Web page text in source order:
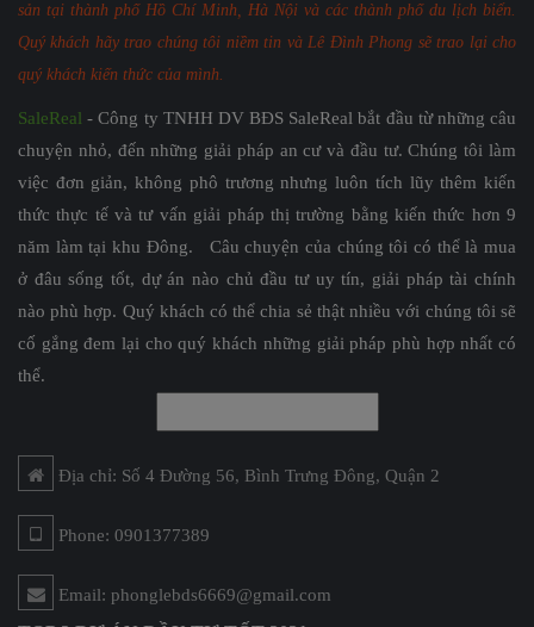
sản tại thành phố Hồ Chí Minh, Hà Nội và các thành phố du lịch biển.
Quý khách hãy trao chúng tôi niềm tin và Lê Đình Phong sẽ trao lại cho
quý khách kiến thức của mình.
SaleReal - Công ty TNHH DV BĐS SaleReal bắt đầu từ những câu
chuyện nhỏ, đến những giải pháp an cư và đầu tư. Chúng tôi làm
việc đơn giản, không phô trương nhưng luôn tích lũy thêm kiến
thức thực tế và tư vấn giải pháp thị trường bằng kiến thức hơn 9
năm làm tại khu Đông. Câu chuyện của chúng tôi có thể là mua
ở đâu sống tốt, dự án nào chủ đầu tư uy tín, giải pháp tài chính
nào phù hợp. Quý khách có thể chia sẻ thật nhiều với chúng tôi sẽ
cố gắng đem lại cho quý khách những giải pháp phù hợp nhất có
thể.
Địa chỉ: Số 4 Đường 56, Bình Trưng Đông, Quận 2
Phone: 0901377389
Email: phonglebds6669@gmail.com